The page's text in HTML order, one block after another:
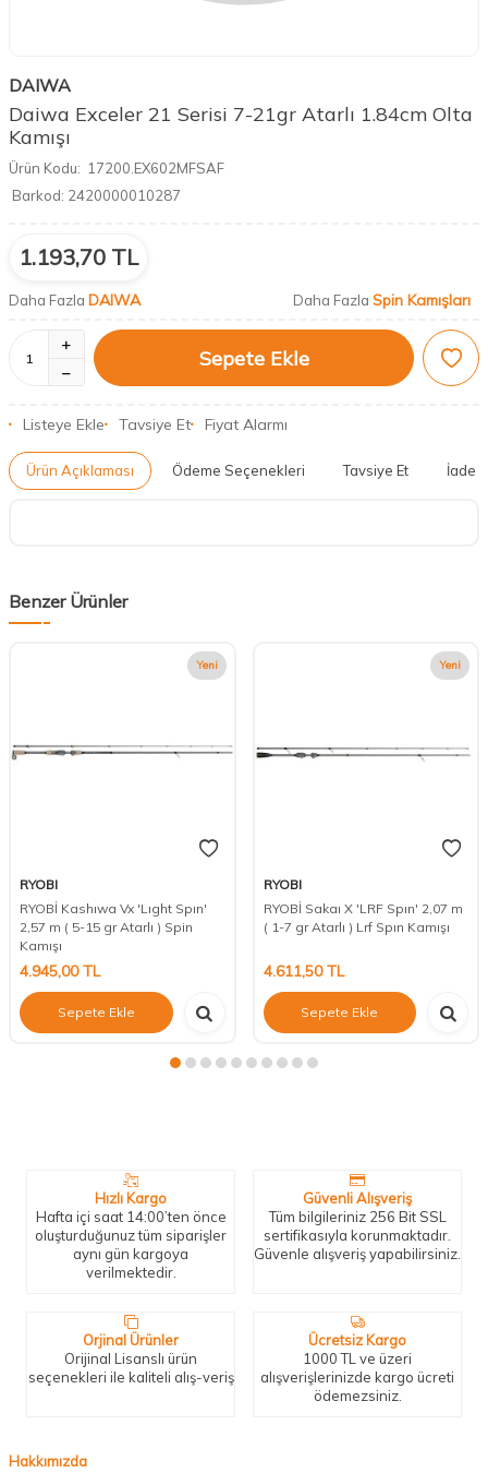
DAIWA
Daiwa Exceler 21 Serisi 7-21gr Atarlı 1.84cm Olta
Kamışı
Ürün Kodu: 17200.EX602MFSAF
Barkod: 2420000010287
1.193,70 TL
Daha Fazla DAIWA Daha Fazla Spin Kamışları
Sepete Ekle
Listeye Ekle Tavsiye Et Fiyat Alarmı
Ürün Açıklaması Ödeme Seçenekleri Tavsiye Et İade
Benzer Ürünler
Yeni
RYOBI
RYOBİ Kashıwa Vx 'Lıght Spın'
2,57 m ( 5-15 gr Atarlı ) Spin
Kamışı
4.945,00TL
Sepete Ekle
Yeni
RYOBI
RYOBİ Sakaı X 'LRF Spın' 2,07 m
( 1-7 gr Atarlı ) Lrf Spın Kamışı
4.611,50TL
Sepete Ekle
Hızlı Kargo
Hafta içi saat 14:00’ten önce
oluşturduğunuz tüm siparişler
aynı gün kargoya
verilmektedir.
Güvenli Alışveriş
Tüm bilgileriniz 256 Bit SSL
sertifikasıyla korunmaktadır.
Güvenle alışveriş yapabilirsiniz.
Orjinal Ürünler
Orijinal Lisanslı ürün
seçenekleri ile kaliteli alış-veriş
Ücretsiz Kargo
1000 TL ve üzeri
alışverişlerinizde kargo ücreti
ödemezsiniz.
Hakkımızda